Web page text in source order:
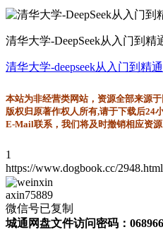
清华大学-DeepSeek从入门到精
清华大学-deepseek从入门到精
本站为非经营类网站，资源全部来源
版权归原著作权人所有,请于下载后24
E-Mail联系，我们将及时撤销相应资源
1
https://www.dogbook.cc/2948.html
axin75889
微信号已复制
城通网盘文件访问密码：068966